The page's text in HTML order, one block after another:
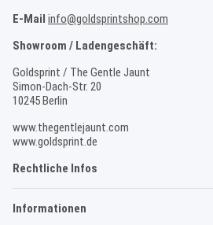
E-Mail info@goldsprintshop.com
Showroom / Ladengeschäft:
Goldsprint / The Gentle Jaunt
Simon-Dach-Str. 20
10245 Berlin
www.thegentlejaunt.com
www.goldsprint.de
Rechtliche Infos
Informationen